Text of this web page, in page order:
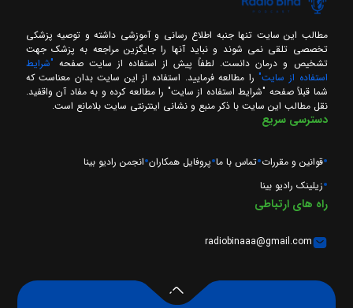
مطالب این سایت تنها جنبه اطلاع رسانی و آموزشی داشته و توصیه پزشکی
تخصصی تلقی نمی شوند و نباید آنها را جایگزین مراجعه به پزشک جهت
تشخیص و درمان دانست. لطفاً پیش از استفاده از سایت صفحه "شرایط
استفاده از سایت" را مطالعه فرمایید. استفاده از این سایت بدان معناست که
شما قبلاً صفحه "شرایط استفاده از سایت" را مطالعه کرده و به مفاد آن واقفید.
نقل مطالب این سایت با ذکر منبع و نشانی اینترنتی سایت بلامانع است.
دسترسی سریع
قوانین و مقررات تماس با ما پروفایل همکاران انجمن رادیو بینا
زیلینک رادیو بینا
راه های ارتباطی
radiobinaaa@gmail.com